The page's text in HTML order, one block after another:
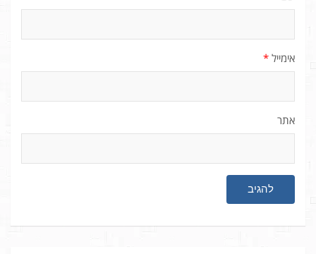
אימייל *
אתר